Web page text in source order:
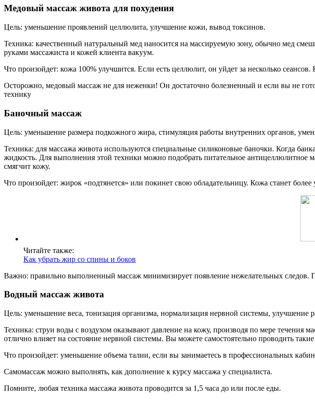
Медовый массаж живота для похудения
Цель: уменьшение проявлений целлюлита, улучшение кожи, вывод токсинов.
Техника: качественный натуральный мед наносится на массируемую зону, обычно мед
руками массажиста и кожей клиента вакуум.
Что произойдет: кожа 100% улучшится. Если есть целлюлит, он уйдет за несколько
Осторожно, медовый массаж не для неженки! Он достаточно болезненный и если вы не
технику
Баночный массаж
Цель: уменьшение размера подкожного жира, стимуляция работы внутренних органов,
Техника: для массажа живота используются специальные силиконовые баночки. Когда
жидкость. Для выполнения этой техники можно подобрать питательное
смягчит кожу.
Что произойдет: жирок «подтянется» или покинет свою обладательницу. Кожа станет
Читайте также:
Как убрать жир со спины и боков
Важно: правильно выполненный массаж минимизирует появление нежелательных следов.
Водный массаж живота
Цель: уменьшение веса, тонизация организма, нормализация нервной системы, улучшение
Техника: струи воды с воздухом оказывают давление на кожу, производя по мере
отлично влияет на состояние нервной системы. Вы можете самостоятельно проводить
Что произойдет: уменьшение объема талии, если вы занимаетесь в профессиональных
Самомассаж можно выполнять, как дополнение к курсу массажа у специалиста.
Помните, любая техника массажа живота проводится за 1,5 часа до или после еды.